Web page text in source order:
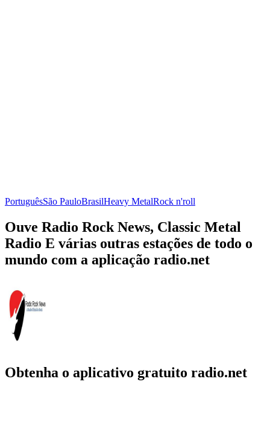
PortuguêsSão PauloBrasilHeavy MetalRock n'roll
Ouve Radio Rock News, Classic Metal
Radio E várias outras estações de todo o
mundo com a aplicação radio.net
Obtenha o aplicativo gratuito radio.net